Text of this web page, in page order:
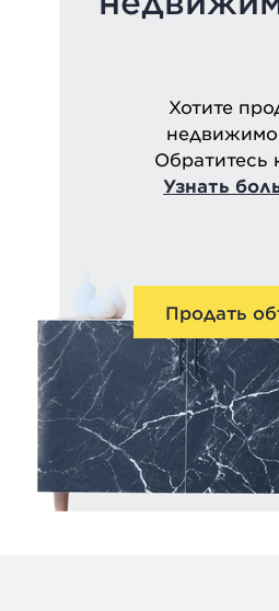
Хотите
Обратитесь
Узнать
Продать